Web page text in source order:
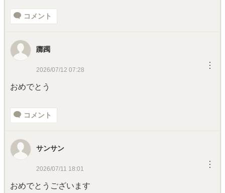
コメント
躑躅
2026/07/12 07:28 ︙
おめでとう
コメント
サンサン
2026/07/11 18:01 ︙
おめでとうございます